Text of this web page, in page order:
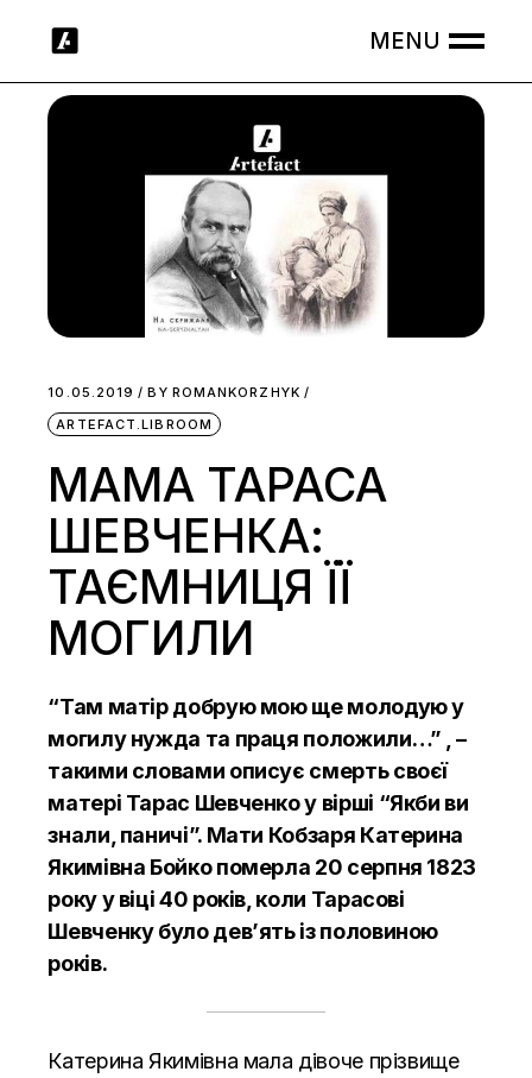
10.05.2019 BY ROMANKORZHYK
ARTEFACT.LIBROOM
МАМА ТАРАСА
ШЕВЧЕНКА:
ТАЄМНИЦЯ ЇЇ
МОГИЛИ
“Там матір добрую мою ще молодую у
могилу нужда та праця положили…” , –
такими словами описує смерть своєї
матері Тарас Шевченко у вірші “Якби ви
знали, паничі”. Мати Кобзаря Катерина
Якимівна Бойко померла 20 серпня 1823
року у віці 40 років, коли Тарасові
Шевченку було дев’ять із половиною
років.
Катерина Якимівна мала дівоче прізвище